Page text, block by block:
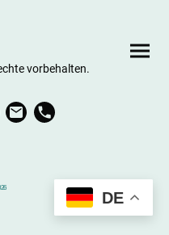
vorbehalten.
DE